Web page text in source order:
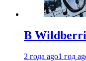
В
2 года ago1 год